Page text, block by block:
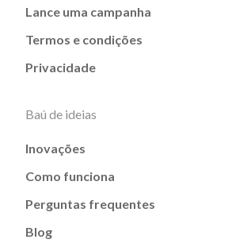
Lance uma campanha
Termos e condições
Privacidade
Baú de ideias
Inovações
Como funciona
Perguntas frequentes
Blog